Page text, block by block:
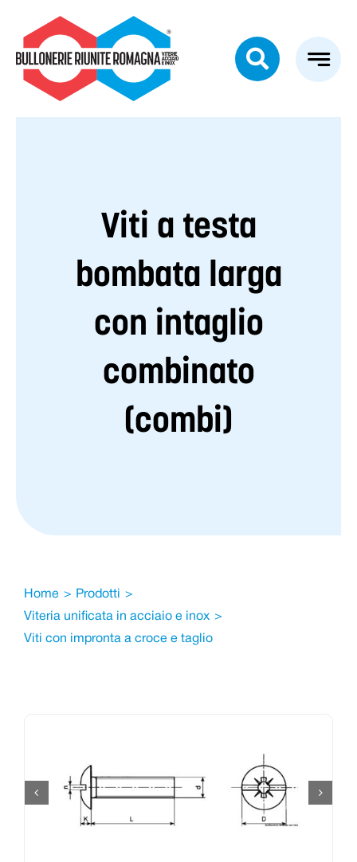
contenuto
Viti a testa
bombata larga
con intaglio
combinato
(combi)
Home
Prodotti
Viteria unificata in acciaio e inox
Viti con impronta a croce e taglio